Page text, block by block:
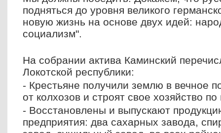
подняться до уровня великого
новую жизнь на основе двух идей:
социализм".
На собрании актива Каминский
Локотской республики:
- Крестьяне получили землю в вечное
от колхозов и строят свое хозяйство
- Восстановлены и выпускают
предприятия: два сахарных завода,